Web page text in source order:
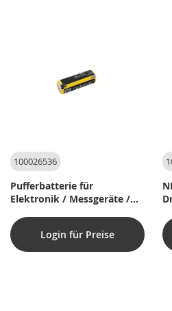
100026536
Pufferbatterie für
Elektronik / Messgeräte /
Notrufsender
Login für Preise